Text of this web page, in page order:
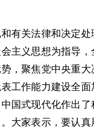
有关法律和决定
主义思想为指导
，聚焦党中央重
工作能力建设全
国式现代化作出
大家表示，要认